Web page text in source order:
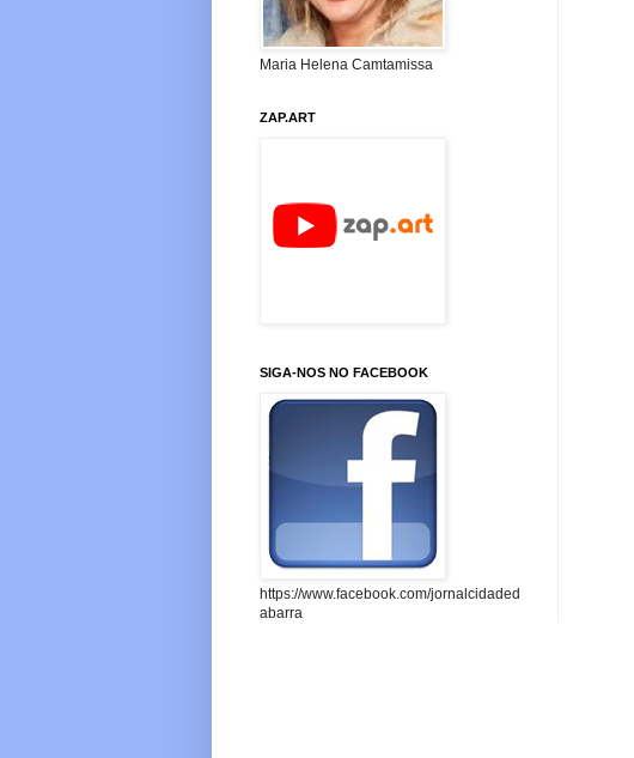
Maria Helena Camtamissa
ZAP.ART
SIGA-NOS NO FACEBOOK
https://www.facebook.com/jornalcidaded
abarra